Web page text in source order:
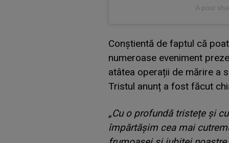
A post
Conștientă de faptul că
numeroase eveniment
atâtea operații de mărire a
Tristul anunț a fost făcut
„Cu o profundă tristețe și
împărtășim cea mai